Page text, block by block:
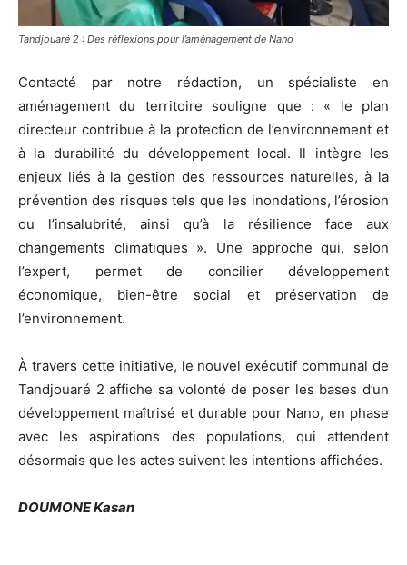
Tandjouaré 2 : Des réflexions pour l’aménagement de Nano
Contacté par notre rédaction, un spécialiste en
aménagement du territoire souligne que : « le plan
directeur contribue à la protection de l’environnement et
à la durabilité du développement local. Il intègre les
enjeux liés à la gestion des ressources naturelles, à la
prévention des risques tels que les inondations, l’érosion
ou l’insalubrité, ainsi qu’à la résilience face aux
changements climatiques ». Une approche qui, selon
l’expert, permet de concilier développement
économique, bien-être social et préservation de
l’environnement.
À travers cette initiative, le nouvel exécutif communal de
Tandjouaré 2 affiche sa volonté de poser les bases d’un
développement maîtrisé et durable pour Nano, en phase
avec les aspirations des populations, qui attendent
désormais que les actes suivent les intentions affichées.
DOUMONE Kasan